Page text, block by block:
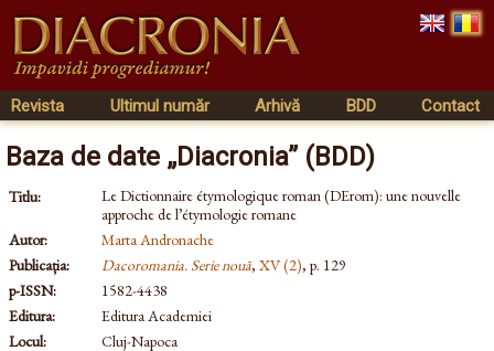
Revista Ultimul număr Arhivă BDD Contact
Baza de date „Diacronia” (BDD)
Titlu:
Le Dictionnaire étymologique roman (DErom): une nouvelle
approche de l’étymologie romane
Autor:
Marta Andronache
Publicația:
Dacoromania. Serie nouă, XV (2), p. 129
p-ISSN:
1582-4438
Editura:
Editura Academiei
Locul:
Cluj-Napoca